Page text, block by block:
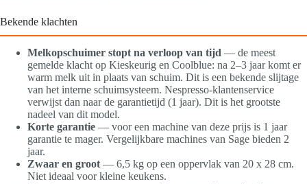
Bekende klachten
Melkopschuimer stopt na verloop van tijd — de meest
gemelde klacht op Kieskeurig en Coolblue: na 2–3 jaar komt er
warm melk uit in plaats van schuim. Dit is een bekende slijtage
van het interne schuimsysteem. Nespresso-klantenservice
verwijst dan naar de garantietijd (1 jaar). Dit is het grootste
nadeel van dit model.
Korte garantie — voor een machine van deze prijs is 1 jaar
garantie te mager. Vergelijkbare machines van Sage bieden 2
jaar.
Zwaar en groot — 6,5 kg op een oppervlak van 20 x 28 cm.
Niet ideaal voor kleine keukens.